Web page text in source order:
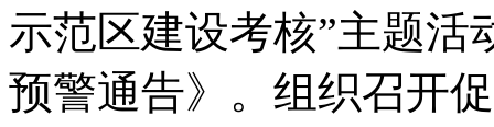
示范区建设考核”主题活
预警通告》。组织召开